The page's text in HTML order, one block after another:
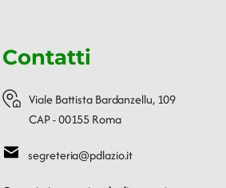
Contatti
Viale Battista Bardanzellu, 109
CAP - 00155 Roma
segreteria@pdlazio.it